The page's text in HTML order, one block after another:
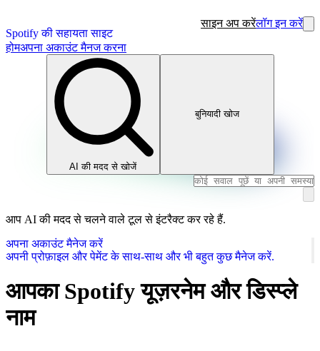
Spotify की सहायता साइट
साइन अप करेंलॉग इन करें
होमअपना अकाउंट मैनज करना
AI की मदद से खोजें
बुनियादी खोज
आप AI की मदद से चलने वाले टूल से इंटरैक्ट कर रहे हैं.
अपना अकाउंट मैनेज करें
अपनी प्रोफ़ाइल और पेमेंट के साथ-साथ और भी बहुत कुछ मैनेज करें.
आपका Spotify यूज़रनेम और डिस्प्ले
नाम